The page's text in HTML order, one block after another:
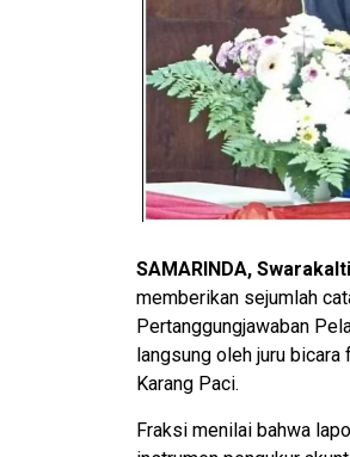
SAMARINDA,
memberikan sejumlah
Pertanggungjawaban
langsung oleh juru
Karang Paci.
Fraksi menilai bahwa